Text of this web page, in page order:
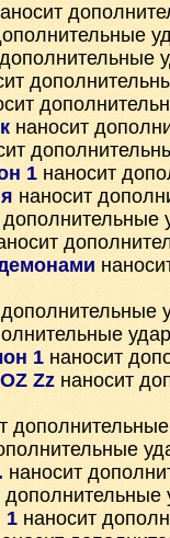
наносит
1 наносит
наносит
дополнительные
1 наносит
Zz наносит
наносит
дополнительные
1 наносит